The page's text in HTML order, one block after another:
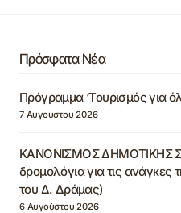
Πρόσφατα Νέα
Πρόγραμμα ‘Τουρισμός για
7 Αυγούστου 2026
ΚΑΝΟΝΙΣΜΟΣ ΔΗΜΟΤΙΚΗΣ
δρομολόγια για τις ανάγκες
του Δ. Δράμας)
6 Αυγούστου 2026